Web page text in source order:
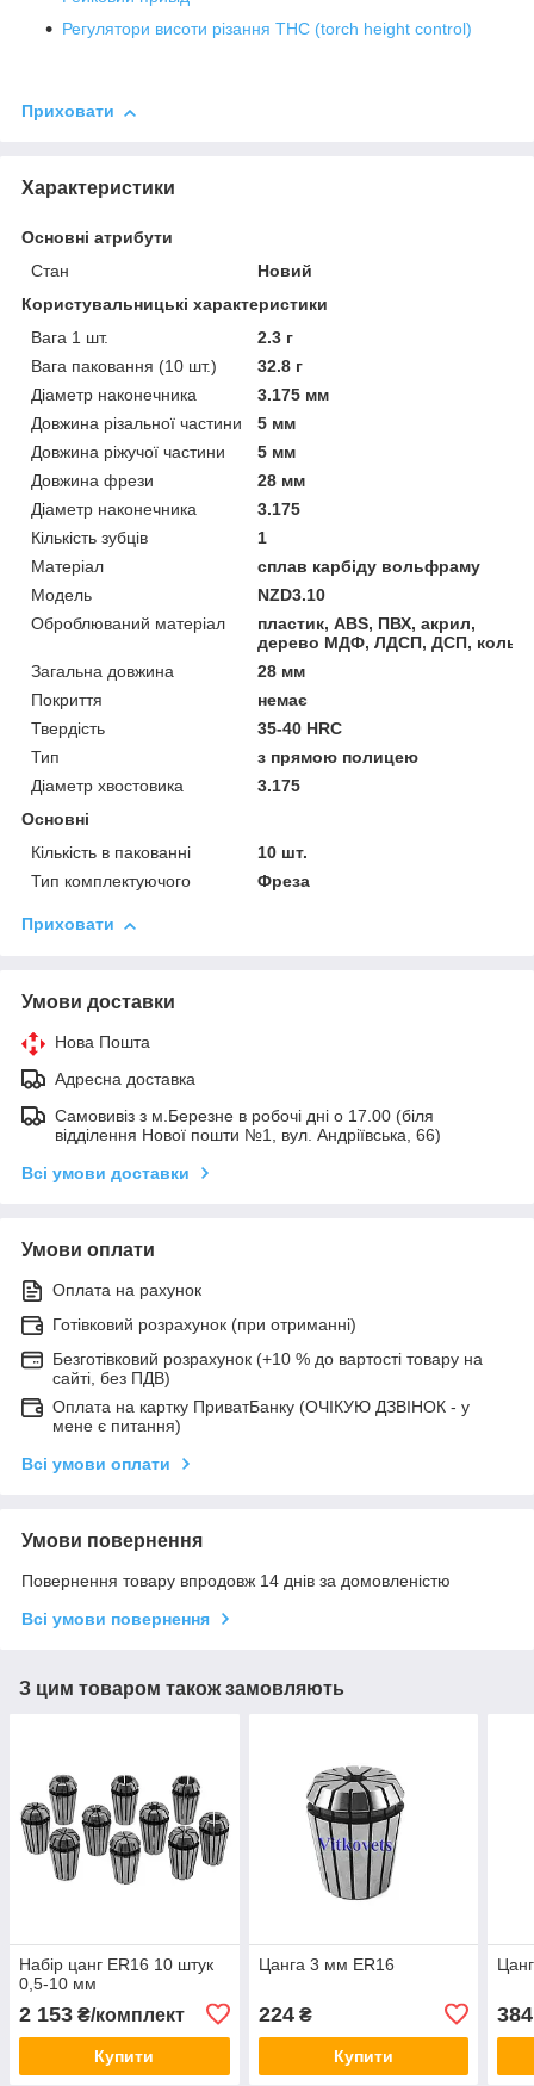
Регулятори висоти різання THC (torch height control)
Приховати
Характеристики
Основні атрибути
Стан
Новий
Користувальницькі характеристики
Вага 1 шт.
2.3 г
Вага паковання (10 шт.)
32.8 г
Діаметр наконечника
3.175 мм
Довжина різальної частини
5 мм
Довжина ріжучої частини
5 мм
Довжина фрези
28 мм
Діаметр наконечника
3.175
Кількість зубців
1
Матеріал
сплав карбіду вольфраму
Мoдель
NZD3.10
Оброблюваний матеріал
пластик, ABS, ПВХ, акрил,
дерево МДФ, ЛДСП, ДСП,
Загальна довжина
28 мм
Покриття
немає
Твердість
35-40 HRC
Тип
з прямою полицею
Діаметр хвостовика
3.175
Основні
Кількість в пакованні
10 шт.
Тип комплектуючого
Фреза
Приховати
Умови доставки
Нова Пошта
Адресна доставка
Самовивіз з м.Березне в робочі дні о 17.00 (біля
відділення Нової пошти №1, вул. Андріївська, 66)
Всі умови доставки
Умови оплати
Оплата на рахунок
Готівковий розрахунок (при отриманні)
Безготівковий розрахунок (+10 % до вартості товару на
сайті, без ПДВ)
Оплата на картку ПриватБанку (ОЧІКУЮ ДЗВІНОК - у
мене є питання)
Всі умови оплати
Умови повернення
Повернення товару впродовж 14 днів за домовленістю
Всі умови повернення
З цим товаром також замовляють
Набір цанг ER16 10 штук
0,5-10 мм
2 153 ₴/комплект
Купити
Цанга 3 мм ER16
224₴
Купити
384